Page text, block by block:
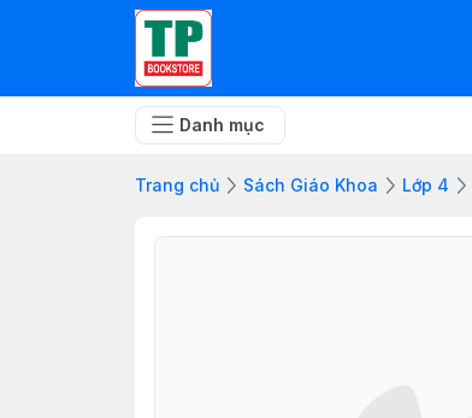
Danh mục
Trang chủ Sách Giáo Khoa Lớp 4